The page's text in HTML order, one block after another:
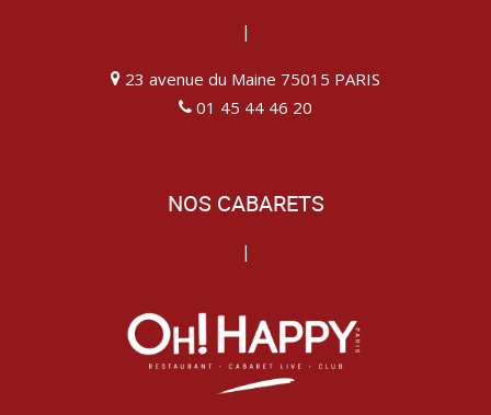
|
23 avenue du Maine 75015 PARIS
01 45 44 46 20
NOS CABARETS
|